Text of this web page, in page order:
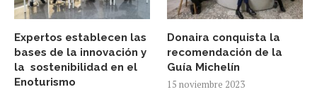
Expertos establecen las
bases de la innovación y
la sostenibilidad en el
Enoturismo
Donaira conquista la
recomendación de la
Guía Michelín
15 noviembre 2023